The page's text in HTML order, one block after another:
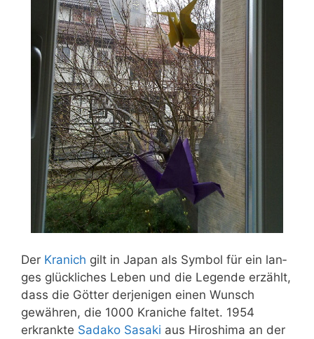
Der Kra­nich gilt in Japan als Sym­bol für ein lan­
ges glück­li­ches Leben und die Legen­de erzählt,
dass die Göt­ter der­je­ni­gen einen Wunsch
gewäh­ren, die 1000 Kra­ni­che fal­tet. 1954
erkrank­te Sad­ako Sasa­ki aus Hiro­shi­ma an der